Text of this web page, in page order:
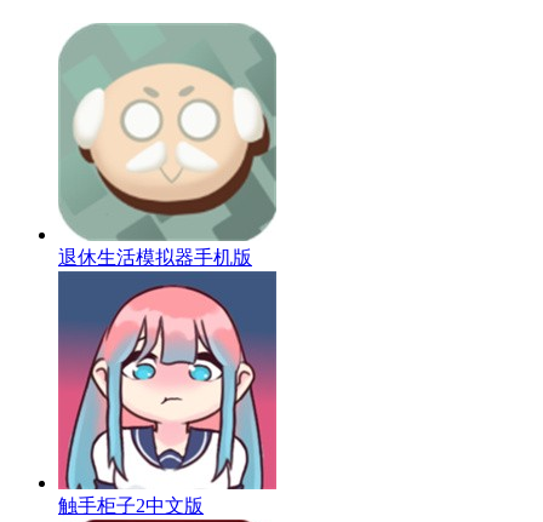
退休生活模拟器手机版
触手柜子2中文版